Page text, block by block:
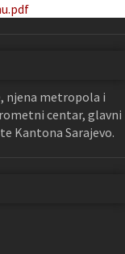
njena metropola i
centar, glavni
Kantona Sarajevo.